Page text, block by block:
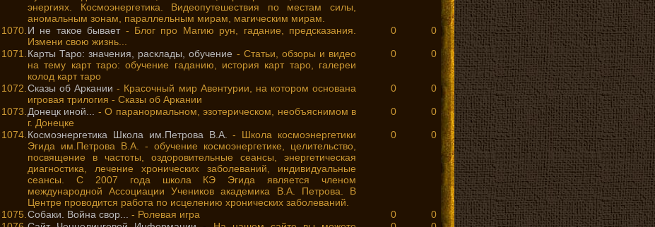
энергиях. Космоэнергетика. Видеопутешествия по местам силы,
аномальным зонам, параллельным мирам, магическим мирам.
1070. И не такое бывает- Блог про Магию рун, гадание, предсказания.
Измени свою жизнь...
0 0
1071. Карты Таро: значения, расклады, обучение - Статьи, обзоры и видео
на тему карт таро: обучение гаданию, история карт таро, галереи
колод карт таро
0 0
1072. Сказы об Аркании - Красочный мир Авентурии, на котором основана
игровая трилогия - Сказы об Аркании
0 0
1073. Донецк иной...
- О паранормальном, эзотерическом, необъяснимом в
г. Донецке
0 0
1074. Космоэнергетика Школа им.Петрова В.А.
- Школа космоэнергетики
Эгида им.Петрова В.А. - обучение космоэнергетике, целительство,
посвящение в частоты, оздоровительные сеансы, энергетическая
диагностика, лечение хронических заболеваний, индивидуальные
сеансы. С 2007 года школа КЭ Эгида является членом
международной Ассоциации Учеников академика В.А. Петрова. В
Центре проводится работа по исцелению хронических заболеваний.
0 0
1075. Собаки. Война свор... - Ролевая игра 0
0